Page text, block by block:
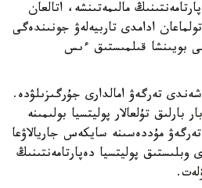
مالىمەتىنشە، اتالعان
ادامدى تاربيەلەۋ جونىندەگى
بويىنشا قىلمىستىق ءىس
تەرگەۋ امالدارى جۇرگىزىلۋدە.
بارلىق تۇلعالار پوليتسيا بولىمىنە
مۇددەسىنە سايكەس جاريالاۋعا
پوليتسيا دەپارتامەنتىنىڭ